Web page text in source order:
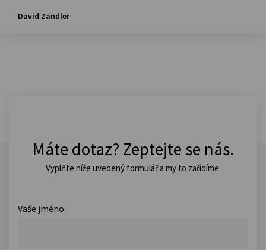
David Zandler
Máte dotaz? Zeptejte se nás.
Vyplňte níže uvedený formulář a my to zařídíme.
Vaše jméno